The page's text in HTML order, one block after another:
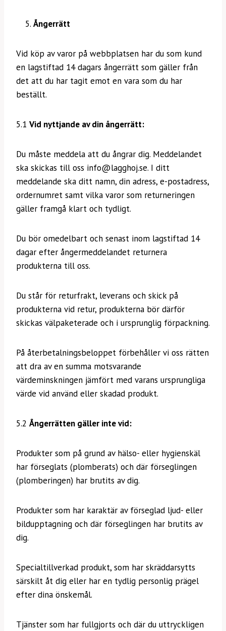
Ångerrätt
Vid köp av varor på webbplatsen har du som kund
en lagstiftad 14 dagars ångerrätt som gäller från
det att du har tagit emot en vara som du har
beställt.
5.1 Vid nyttjande av din ångerrätt:
Du måste meddela att du ångrar dig. Meddelandet
ska skickas till oss info@lagghoj.se. I ditt
meddelande ska ditt namn, din adress, e-postadress,
ordernumret samt vilka varor som returneringen
gäller framgå klart och tydligt.
Du bör omedelbart och senast inom lagstiftad 14
dagar efter ångermeddelandet returnera
produkterna till oss.
Du står för returfrakt, leverans och skick på
produkterna vid retur, produkterna bör därför
skickas välpaketerade och i ursprunglig förpackning.
På återbetalningsbeloppet förbehåller vi oss rätten
att dra av en summa motsvarande
värdeminskningen jämfört med varans ursprungliga
värde vid använd eller skadad produkt.
5.2 Ångerrätten gäller inte vid:
Produkter som på grund av hälso- eller hygienskäl
har förseglats (plomberats) och där förseglingen
(plomberingen) har brutits av dig.
Produkter som har karaktär av förseglad ljud- eller
bildupptagning och där förseglingen har brutits av
dig.
Specialtillverkad produkt, som har skräddarsytts
särskilt åt dig eller har en tydlig personlig prägel
efter dina önskemål.
Tjänster som har fullgjorts och där du uttryckligen